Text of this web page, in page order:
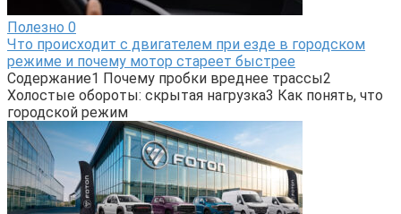
Полезно 0
Что происходит с двигателем при езде в городском
режиме и почему мотор стареет быстрее
Содержание1 Почему пробки вреднее трассы2
Холостые обороты: скрытая нагрузка3 Как понять, что
городской режим